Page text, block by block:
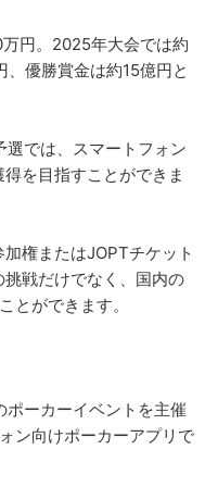
円。2025年大会では約
優勝賞金は約15億円と
選では、スマートフォン
を目指すことができま
権またはJOPTチケット
戦だけでなく、国内の
とができます。
ポーカーイベントを主催
ン向けポーカーアプリで